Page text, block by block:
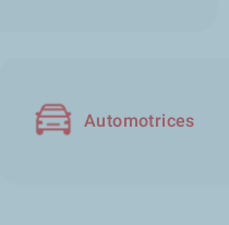
Automotrices